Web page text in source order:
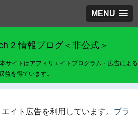
MENU
2 情報ブログ＜非公式＞
サイトはアフィリエイトプログラム・広告による
益を得ています。
イト広告を利用しています。 プラ